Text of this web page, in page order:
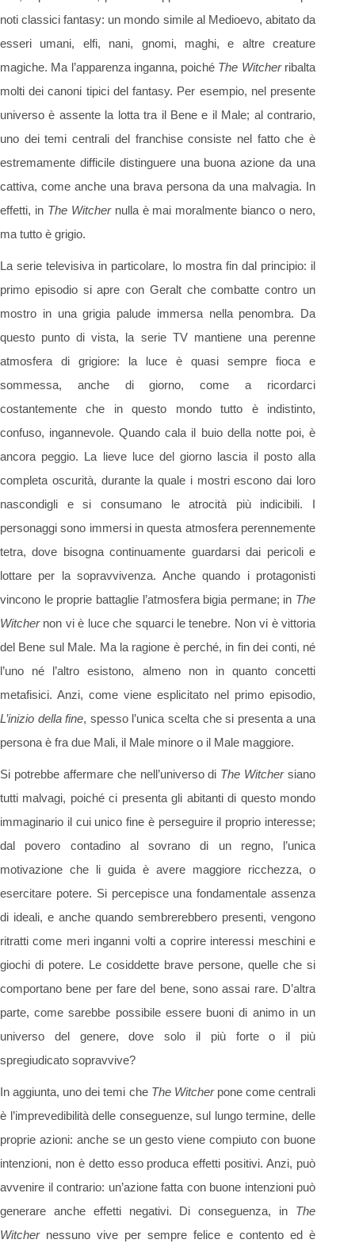
noti classici fantasy: un mondo simile al Medioevo, abitato da
esseri umani, elfi, nani, gnomi, maghi, e altre creature
magiche. Ma l’apparenza inganna, poiché The Witcher ribalta
molti dei canoni tipici del fantasy. Per esempio, nel presente
universo è assente la lotta tra il Bene e il Male; al contrario,
uno dei temi centrali del franchise consiste nel fatto che è
estremamente difficile distinguere una buona azione da una
cattiva, come anche una brava persona da una malvagia. In
effetti, in The Witcher nulla è mai moralmente bianco o nero,
ma tutto è grigio.
La serie televisiva in particolare, lo mostra fin dal principio: il
primo episodio si apre con Geralt che combatte contro un
mostro in una grigia palude immersa nella penombra. Da
questo punto di vista, la serie TV mantiene una perenne
atmosfera di grigiore: la luce è quasi sempre fioca e
sommessa, anche di giorno, come a ricordarci
costantemente che in questo mondo tutto è indistinto,
confuso, ingannevole. Quando cala il buio della notte poi, è
ancora peggio. La lieve luce del giorno lascia il posto alla
completa oscurità, durante la quale i mostri escono dai loro
nascondigli e si consumano le atrocità più indicibili. I
personaggi sono immersi in questa atmosfera perennemente
tetra, dove bisogna continuamente guardarsi dai pericoli e
lottare per la sopravvivenza. Anche quando i protagonisti
vincono le proprie battaglie l’atmosfera bigia permane; in The
Witcher non vi è luce che squarci le tenebre. Non vi è vittoria
del Bene sul Male. Ma la ragione è perché, in fin dei conti, né
l’uno né l’altro esistono, almeno non in quanto concetti
metafisici. Anzi, come viene esplicitato nel primo episodio,
L’inizio della fine, spesso l’unica scelta che si presenta a una
persona è fra due Mali, il Male minore o il Male maggiore.
Si potrebbe affermare che nell’universo di The Witcher siano
tutti malvagi, poiché ci presenta gli abitanti di questo mondo
immaginario il cui unico fine è perseguire il proprio interesse;
dal povero contadino al sovrano di un regno, l’unica
motivazione che li guida è avere maggiore ricchezza, o
esercitare potere. Si percepisce una fondamentale assenza
di ideali, e anche quando sembrerebbero presenti, vengono
ritratti come meri inganni volti a coprire interessi meschini e
giochi di potere. Le cosiddette brave persone, quelle che si
comportano bene per fare del bene, sono assai rare. D’altra
parte, come sarebbe possibile essere buoni di animo in un
universo del genere, dove solo il più forte o il più
spregiudicato sopravvive?
In aggiunta, uno dei temi che The Witcher pone come centrali
è l’imprevedibilità delle conseguenze, sul lungo termine, delle
proprie azioni: anche se un gesto viene compiuto con buone
intenzioni, non è detto esso produca effetti positivi. Anzi, può
avvenire il contrario: un’azione fatta con buone intenzioni può
generare anche effetti negativi. Di conseguenza, in The
Witcher nessuno vive per sempre felice e contento ed è